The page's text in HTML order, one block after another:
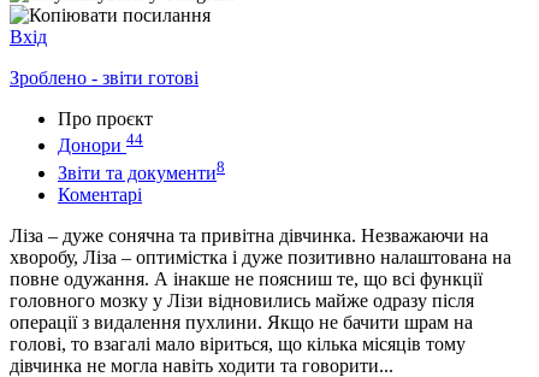
Вхід
Зроблено - звіти готові
Про проєкт
Донори 44
Звіти та документи8
Коментарі
Ліза – дуже сонячна та привітна дівчинка. Незважаючи на
хворобу, Ліза – оптимістка і дуже позитивно налаштована на
повне одужання. А інакше не поясниш те, що всі функції
головного мозку у Лізи відновились майже одразу після
операції з видалення пухлини. Якщо не бачити шрам на
голові, то взагалі мало віриться, що кілька місяців тому
дівчинка не могла навіть ходити та говорити...